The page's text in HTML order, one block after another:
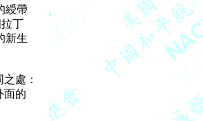
綬帶
丁
新生
處：
面的